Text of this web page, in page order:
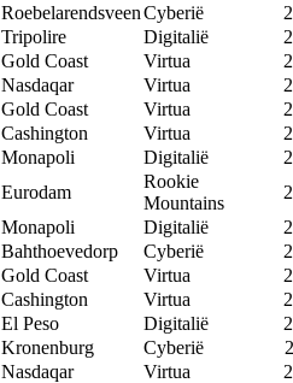
RoebelarendsveenCyberië
Tripolire Digitalië
Gold Coast Virtua
Nasdaqar Virtua
Gold Coast Virtua
Cashington Virtua
Monapoli Digitalië
Eurodam
Rookie
Mountains
Monapoli Digitalië
Bahthoevedorp Cyberië
Gold Coast Virtua
Cashington Virtua
El Peso Digitalië
Kronenburg Cyberië
Nasdaqar Virtua